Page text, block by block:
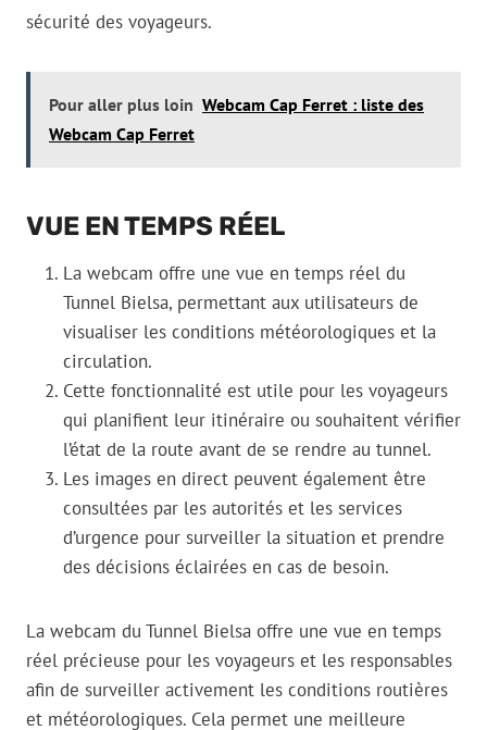
sécurité des voyageurs.
Pour aller plus loin Webcam Cap Ferret : liste des
Webcam Cap Ferret
VUE EN TEMPS RÉEL
La webcam offre une vue en temps réel du
Tunnel Bielsa, permettant aux utilisateurs de
visualiser les conditions météorologiques et la
circulation.
Cette fonctionnalité est utile pour les voyageurs
qui planifient leur itinéraire ou souhaitent vérifier
l’état de la route avant de se rendre au tunnel.
Les images en direct peuvent également être
consultées par les autorités et les services
d’urgence pour surveiller la situation et prendre
des décisions éclairées en cas de besoin.
La webcam du Tunnel Bielsa offre une vue en temps
réel précieuse pour les voyageurs et les responsables
afin de surveiller activement les conditions routières
et météorologiques. Cela permet une meilleure